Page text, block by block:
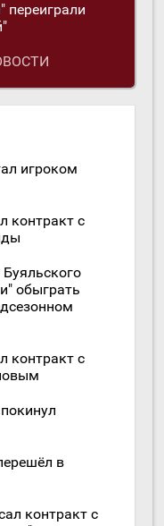
переиграли
игроком
контракт с
обыграть
контракт с
в
контракт с